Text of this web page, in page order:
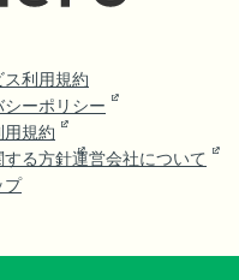
ス利用規約
シーポリシー
用規約
する方針運営会社について
プ